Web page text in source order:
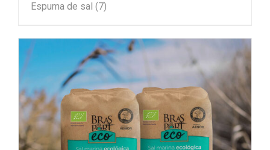
Espuma de sal (7)